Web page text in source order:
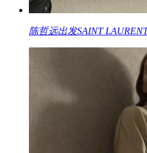
陈哲远出发SAINT